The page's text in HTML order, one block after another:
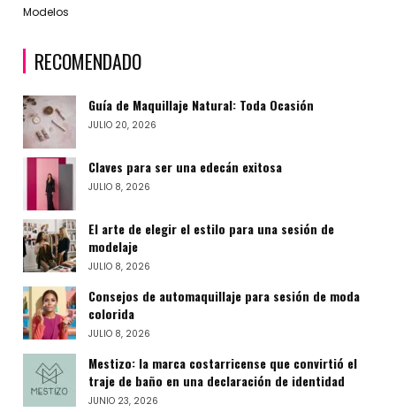
Modelos
RECOMENDADO
Guía de Maquillaje Natural: Toda Ocasión
JULIO 20, 2026
Claves para ser una edecán exitosa
JULIO 8, 2026
El arte de elegir el estilo para una sesión de
modelaje
JULIO 8, 2026
Consejos de automaquillaje para sesión de moda
colorida
JULIO 8, 2026
Mestizo: la marca costarricense que convirtió el
traje de baño en una declaración de identidad
JUNIO 23, 2026